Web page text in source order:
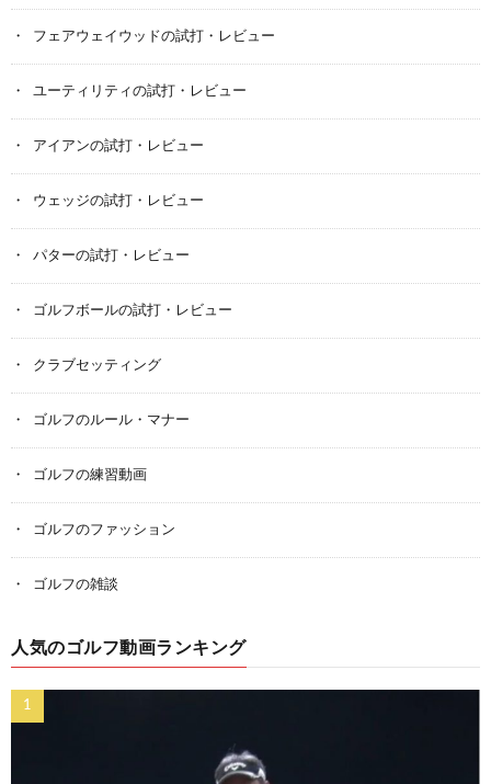
フェアウェイウッドの試打・レビュー
ユーティリティの試打・レビュー
アイアンの試打・レビュー
ウェッジの試打・レビュー
パターの試打・レビュー
ゴルフボールの試打・レビュー
クラブセッティング
ゴルフのルール・マナー
ゴルフの練習動画
ゴルフのファッション
ゴルフの雑談
人気のゴルフ動画ランキング